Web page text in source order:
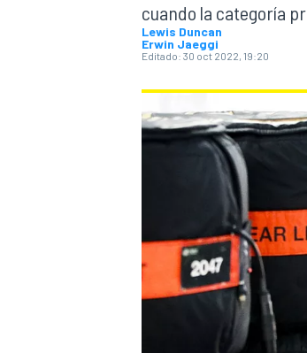
WEC
cuando la categoría
Lewis Duncan
Erwin Jaeggi
Editado: 30 oct 2022, 19:20